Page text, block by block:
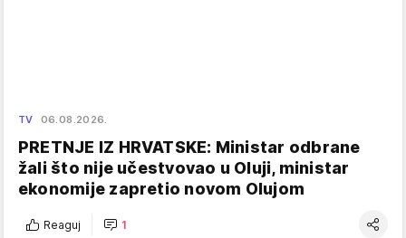
TV 06.08.2026.
PRETNJE IZ HRVATSKE: Ministar odbrane
žali što nije učestvovao u Oluji, ministar
ekonomije zapretio novom Olujom
Reaguj 1